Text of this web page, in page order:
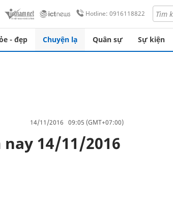
Hotline: 0916118822
- đẹp Chuyện lạ Quân sự Sự kiện
14/11/2016 09:05 (GMT+07:00)
14/11/2016